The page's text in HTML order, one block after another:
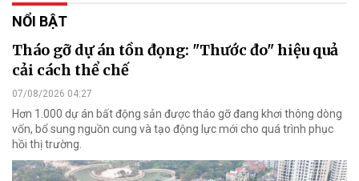
NỔI BẬT
Tháo gỡ dự án tồn đọng: "Thước đo" hiệu quả
cải cách thể chế
07/08/2026 04:27
Hơn 1.000 dự án bất động sản được tháo gỡ đang khơi thông dòng
vốn, bổ sung nguồn cung và tạo động lực mới cho quá trình phục
hồi thị trường.